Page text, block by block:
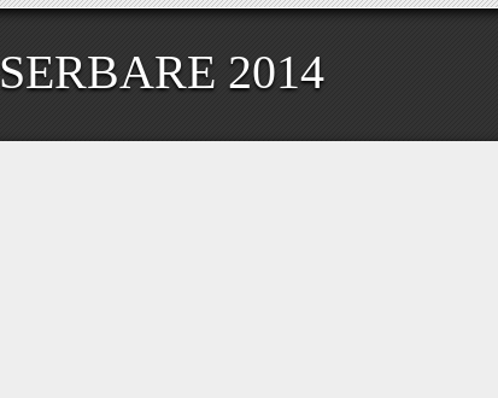
SERBARE 2014